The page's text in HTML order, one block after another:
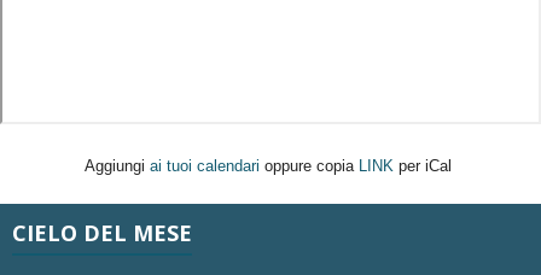
Aggiungi ai tuoi calendari oppure copia LINK per iCal
CIELO DEL MESE